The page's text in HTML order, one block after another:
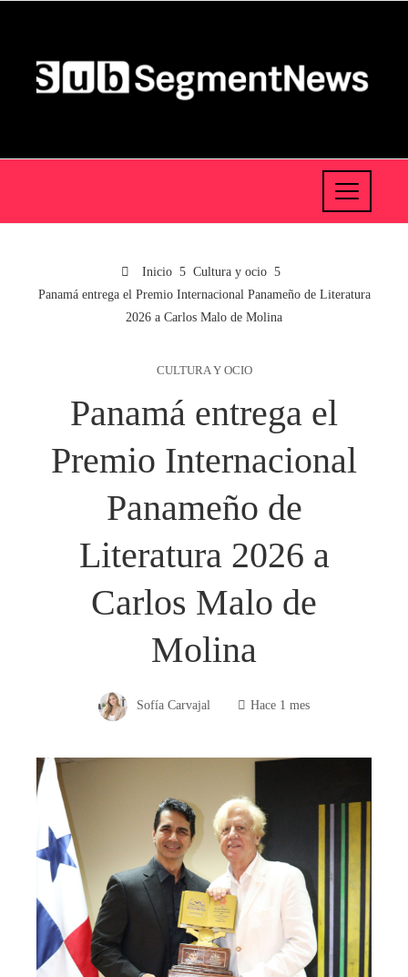
Inicio
Cultura y ocio
Panamá entrega el Premio Internacional Panameño de Literatura
2026 a Carlos Malo de Molina
CULTURA Y OCIO
Panamá entrega el
Premio Internacional
Panameño de
Literatura 2026 a
Carlos Malo de
Molina
Sofía Carvajal Hace 1 mes